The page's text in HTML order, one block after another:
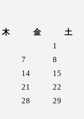
木 金
土
1
7
8
14
15
21
22
28
29